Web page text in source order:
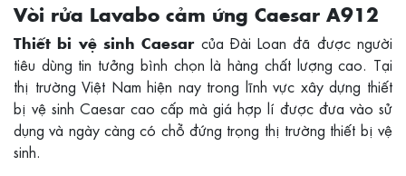
Vòi rửa Lavabo cảm ứng Caesar A912
Thiết bi vệ sinh Caesar của Đài Loan đã được người
tiêu dùng tin tưởng bình chọn là hàng chất lượng cao. Tại
thị trường Việt Nam hiện nay trong lĩnh vực xây dựng thiết
bị vệ sinh Caesar cao cấp mà giá hợp lí được đưa vào sử
dụng và ngày càng có chỗ đứng trọng thị trường thiết bị vệ
sinh.